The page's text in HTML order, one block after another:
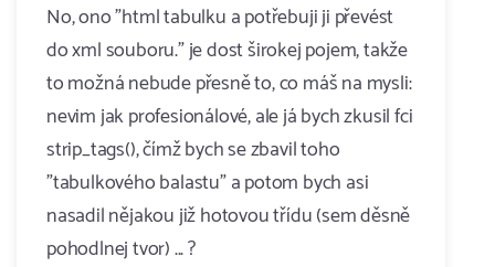
No, ono "html tabulku a potřebuji ji převést
do xml souboru." je dost širokej pojem, takže
to možná nebude přesně to, co máš na mysli:
nevim jak profesionálové, ale já bych zkusil fci
strip_tags(), čímž bych se zbavil toho
"tabulkového balastu" a potom bych asi
nasadil nějakou již hotovou třídu (sem děsně
pohodlnej tvor) ... ?